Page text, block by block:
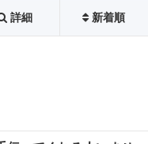
詳細 新着順